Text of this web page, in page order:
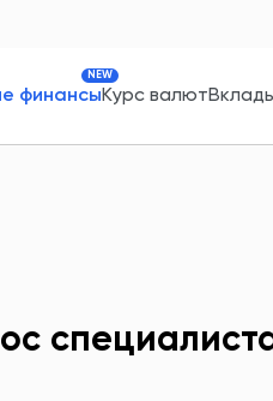
финансы
NEW
Курс валют